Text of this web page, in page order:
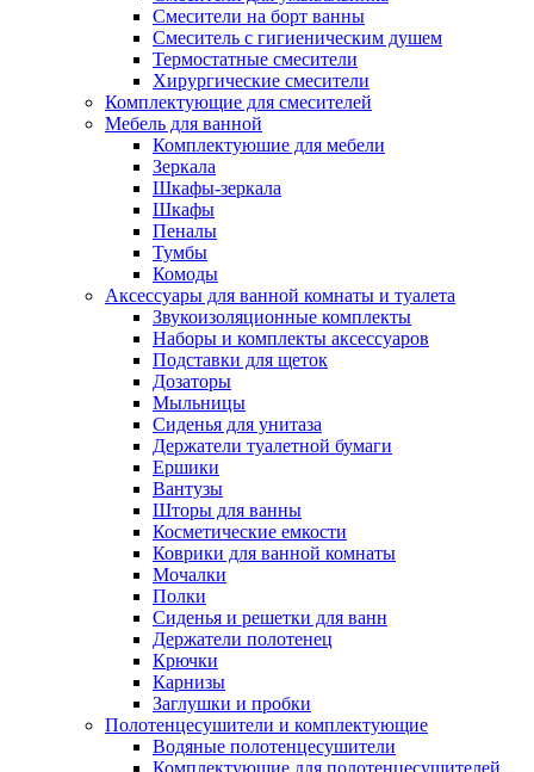
Смесители на борт ванны
Смеситель с гигиеническим душем
Термостатные смесители
Хирургические смесители
Комплектующие для смесителей
Мебель для ванной
Комплектуюшие для мебели
Зеркала
Шкафы-зеркала
Шкафы
Пеналы
Тумбы
Комоды
Аксессуары для ванной комнаты и туалета
Звукоизоляционные комплекты
Наборы и комплекты аксессуаров
Подставки для щеток
Дозаторы
Мыльницы
Сиденья для унитаза
Держатели туалетной бумаги
Ершики
Вантузы
Шторы для ванны
Косметические емкости
Коврики для ванной комнаты
Мочалки
Полки
Сиденья и решетки для ванн
Держатели полотенец
Крючки
Карнизы
Заглушки и пробки
Полотенцесушители и комплектующие
Водяные полотенцесушители
Комплектующие для полотенцесушителей